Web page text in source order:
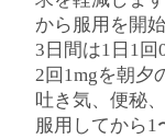
から服用を開
3日間は1日1回
2回1mgを朝夕
吐き気、便秘
服用してから